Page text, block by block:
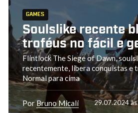
GAMES
Soulslike recente
troféus no fácil e
Flintlock The Siege of Dawn,
recentemente, libera conquistas e
Normal para cima
PorBruno Micali 29.07.2024